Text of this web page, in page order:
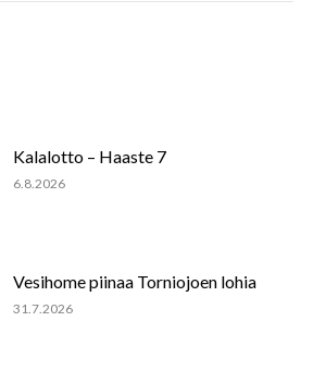
Kalalotto – Haaste 7
6.8.2026
Vesihome piinaa Torniojoen lohia
31.7.2026